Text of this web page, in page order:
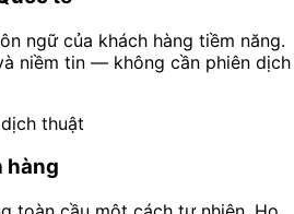
ngữ của khách hàng tiềm năng.
niềm tin — không cần phiên dịch
thuật
hàng